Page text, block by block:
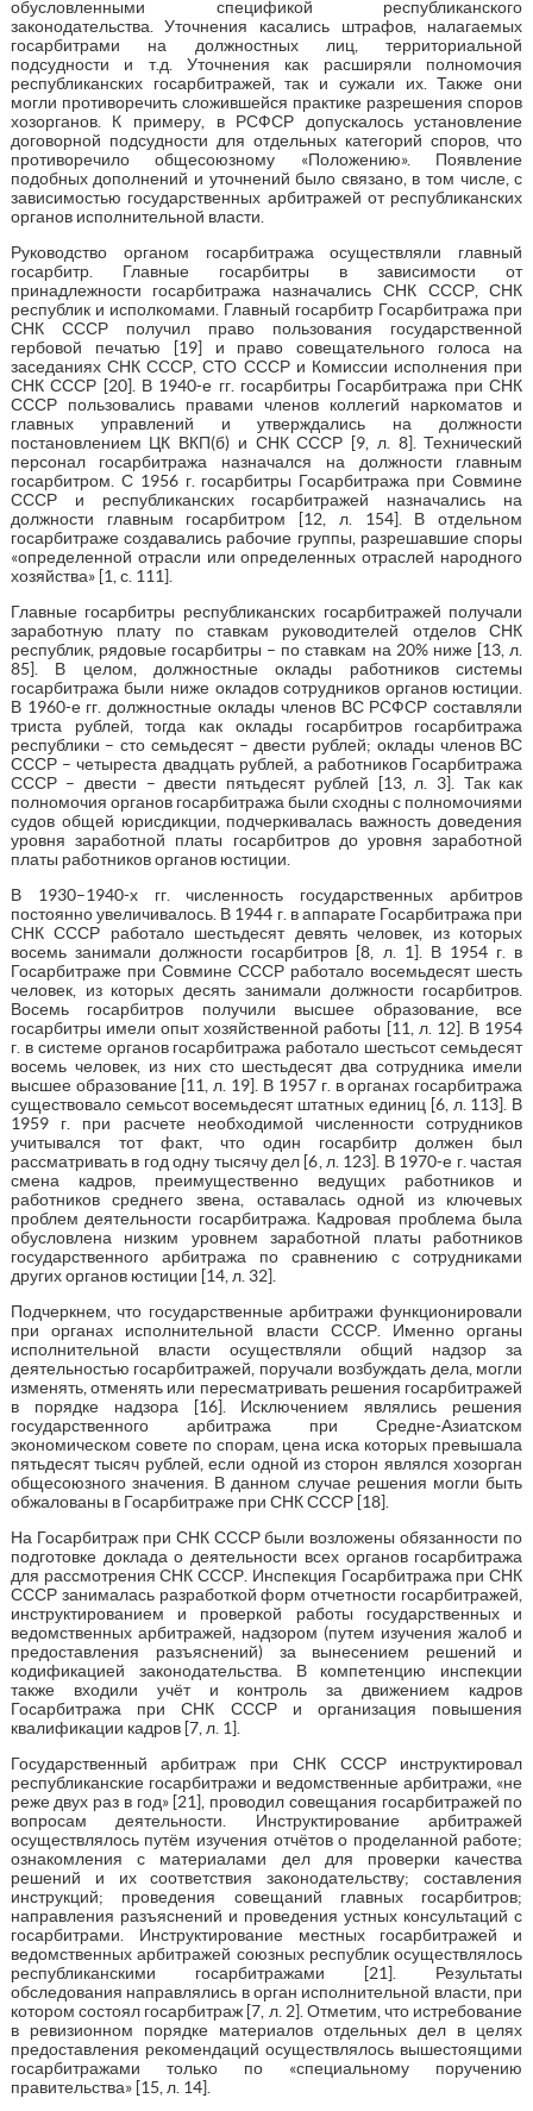
обусловленными спецификой республиканского
законодательства. Уточнения касались штрафов, налагаемых
госарбитрами на должностных лиц, территориальной
подсудности и т.д. Уточнения как расширяли полномочия
республиканских госарбитражей, так и сужали их. Также они
могли противоречить сложившейся практике разрешения споров
хозорганов. К примеру, в РСФСР допускалось установление
договорной подсудности для отдельных категорий споров, что
противоречило общесоюзному «Положению». Появление
подобных дополнений и уточнений было связано, в том числе, с
зависимостью государственных арбитражей от республиканских
органов исполнительной власти.
Руководство органом госарбитража осуществляли главный
госарбитр. Главные госарбитры в зависимости от
принадлежности госарбитража назначались СНК СССР, СНК
республик и исполкомами. Главный госарбитр Госарбитража при
СНК СССР получил право пользования государственной
гербовой печатью [19] и право совещательного голоса на
заседаниях СНК СССР, СТО СССР и Комиссии исполнения при
СНК СССР [20]. В 1940-е гг. госарбитры Госарбитража при СНК
СССР пользовались правами членов коллегий наркоматов и
главных управлений и утверждались на должности
постановлением ЦК ВКП(б) и СНК СССР [9, л. 8]. Технический
персонал госарбитража назначался на должности главным
госарбитром. С 1956 г. госарбитры Госарбитража при Совмине
СССР и республиканских госарбитражей назначались на
должности главным госарбитром [12, л. 154]. В отдельном
госарбитраже создавались рабочие группы, разрешавшие споры
«определенной отрасли или определенных отраслей народного
хозяйства» [1, с. 111].
Главные госарбитры республиканских госарбитражей получали
заработную плату по ставкам руководителей отделов СНК
республик, рядовые госарбитры – по ставкам на 20% ниже [13, л.
85]. В целом, должностные оклады работников системы
госарбитража были ниже окладов сотрудников органов юстиции.
В 1960-е гг. должностные оклады членов ВС РСФСР составляли
триста рублей, тогда как оклады госарбитров госарбитража
республики – сто семьдесят – двести рублей; оклады членов ВС
СССР – четыреста двадцать рублей, а работников Госарбитража
СССР – двести – двести пятьдесят рублей [13, л. 3]. Так как
полномочия органов госарбитража были сходны с полномочиями
судов общей юрисдикции, подчеркивалась важность доведения
уровня заработной платы госарбитров до уровня заработной
платы работников органов юстиции.
В 1930–1940-х гг. численность государственных арбитров
постоянно увеличивалось. В 1944 г. в аппарате Госарбитража при
СНК СССР работало шестьдесят девять человек, из которых
восемь занимали должности госарбитров [8, л. 1]. В 1954 г. в
Госарбитраже при Совмине СССР работало восемьдесят шесть
человек, из которых десять занимали должности госарбитров.
Восемь госарбитров получили высшее образование, все
госарбитры имели опыт хозяйственной работы [11, л. 12]. В 1954
г. в системе органов госарбитража работало шестьсот семьдесят
восемь человек, из них сто шестьдесят два сотрудника имели
высшее образование [11, л. 19]. В 1957 г. в органах госарбитража
существовало семьсот восемьдесят штатных единиц [6, л. 113]. В
1959 г. при расчете необходимой численности сотрудников
учитывался тот факт, что один госарбитр должен был
рассматривать в год одну тысячу дел [6, л. 123]. В 1970-е г. частая
смена кадров, преимущественно ведущих работников и
работников среднего звена, оставалась одной из ключевых
проблем деятельности госарбитража. Кадровая проблема была
обусловлена низким уровнем заработной платы работников
государственного арбитража по сравнению с сотрудниками
других органов юстиции [14, л. 32].
Подчеркнем, что государственные арбитражи функционировали
при органах исполнительной власти СССР. Именно органы
исполнительной власти осуществляли общий надзор за
деятельностью госарбитражей, поручали возбуждать дела, могли
изменять, отменять или пересматривать решения госарбитражей
в порядке надзора [16]. Исключением являлись решения
государственного арбитража при Средне-Азиатском
экономическом совете по спорам, цена иска которых превышала
пятьдесят тысяч рублей, если одной из сторон являлся хозорган
общесоюзного значения. В данном случае решения могли быть
обжалованы в Госарбитраже при СНК СССР [18].
На Госарбитраж при СНК СССР были возложены обязанности по
подготовке доклада о деятельности всех органов госарбитража
для рассмотрения СНК СССР. Инспекция Госарбитража при СНК
СССР занималась разработкой форм отчетности госарбитражей,
инструктированием и проверкой работы государственных и
ведомственных арбитражей, надзором (путем изучения жалоб и
предоставления разъяснений) за вынесением решений и
кодификацией законодательства. В компетенцию инспекции
также входили учёт и контроль за движением кадров
Госарбитража при СНК СССР и организация повышения
квалификации кадров [7, л. 1].
Государственный арбитраж при СНК СССР инструктировал
республиканские госарбитражи и ведомственные арбитражи, «не
реже двух раз в год» [21], проводил совещания госарбитражей по
вопросам деятельности. Инструктирование арбитражей
осуществлялось путём изучения отчётов о проделанной работе;
ознакомления с материалами дел для проверки качества
решений и их соответствия законодательству; составления
инструкций; проведения совещаний главных госарбитров;
направления разъяснений и проведения устных консультаций с
госарбитрами. Инструктирование местных госарбитражей и
ведомственных арбитражей союзных республик осуществлялось
республиканскими госарбитражами [21]. Результаты
обследования направлялись в орган исполнительной власти, при
котором состоял госарбитраж [7, л. 2]. Отметим, что истребование
в ревизионном порядке материалов отдельных дел в целях
предоставления рекомендаций осуществлялось вышестоящими
госарбитражами только по «специальному поручению
правительства» [15, л. 14].